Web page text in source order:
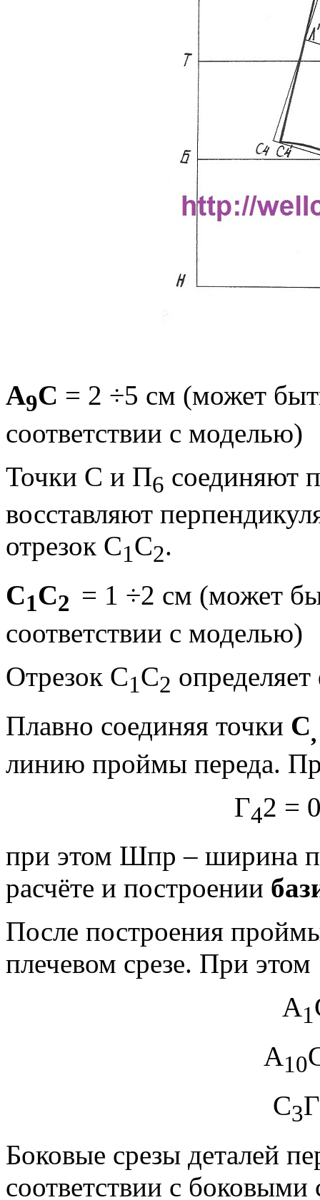
А9С = 2 ÷5 см (может
соответствии с мо­делью)
Точки С и П6 соединяют
восставляют
отрезок С1С2.
С1С2 = 1 ÷2 см (может
соответствии с мо­делью)
Отрезок С1С2
Плавно соединяя точки С
линию проймы переда.
Г42 =
при этом Шпр – ширина
расчёте и построении
После построения
плечевом срезе. При этом
А1
А10
С3
Боковые срезы деталей
соответствии с боковыми